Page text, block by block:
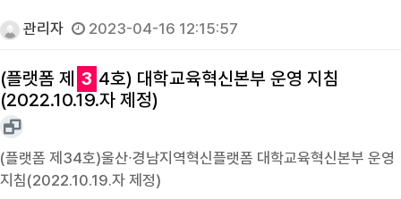
관리자 2023-04-16 12:15:57
(플랫폼 제 3 4호) 대학교육혁신본부 운영 지침
(2022.10.19.자 제정)
(플랫폼 제34호)울산∙경남지역혁신플랫폼 대학교육혁신본부 운영
지침(2022.10.19.자 제정)